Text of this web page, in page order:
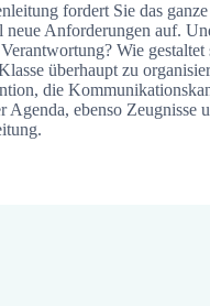
fordert Sie das
neue Anforderungen auf.
Wie
überhaupt zu
die
Agenda, ebenso